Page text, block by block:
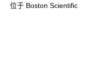
位于 Boston Scientific（当